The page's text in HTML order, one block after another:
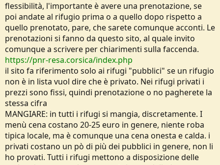
flessibilità, l'importante è avere una prenotazione, se
poi andate al rifugio prima o a quello dopo rispetto a
quello prenotato, pare, che sarete comunque acconti. Le
prenotazioni si fanno da questo sito, al quale invito
comunque a scrivere per chiarimenti sulla faccenda.
https://pnr-resa.corsica/index.php
il sito fa riferimento solo ai rifugi "pubblici" se un rifugio
non è in lista vuol dire che è privato. Nei rifugi privati i
prezzi sono fissi, quindi prenotazione o no pagherete la
stessa cifra
MANGIARE: in tutti i rifugi si mangia, discretamente. I
menù cena costano 20-25 euro in genere, niente roba
tipica locale, ma è comunque una cena onesta e calda. i
privati costano un pò di più dei pubblici in genere, non li
ho provati. Tutti i rifugi mettono a disposizione delle